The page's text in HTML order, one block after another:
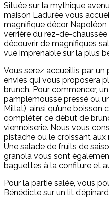
Située sur la mythique
maison Ladurée vous
magnifique décor Napoléon
verrière du rez-de-
découvrir de magnifiques
vue imprenable sur la plus
Vous serez accueillis par un
envies qui vous proposera
brunch. Pour commencer,
pamplemousse pressé ou
Millat), ainsi qu’une boisson
compléter ce début de
viennoiserie. Nous vous
pistache ou le croissant aux
Une salade de fruits de
granola vous sont
baguettes à la confiture et
Pour la partie salée, vous
Bénédicte sur un lit